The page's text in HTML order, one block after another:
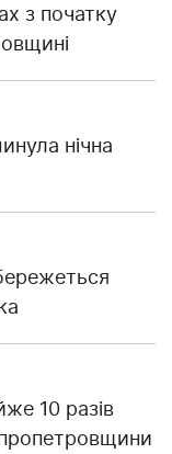
з початку
нічна
10 разів